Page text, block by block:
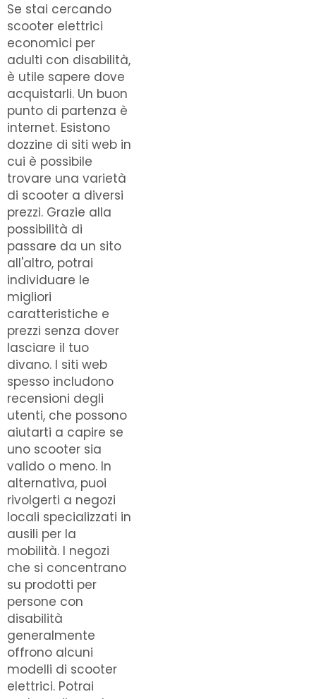
Se stai cercando
scooter elettrici
economici per
adulti con disabilità,
è utile sapere dove
acquistarli. Un buon
punto di partenza è
internet. Esistono
dozzine di siti web in
cui è possibile
trovare una varietà
di scooter a diversi
prezzi. Grazie alla
possibilità di
passare da un sito
all'altro, potrai
individuare le
migliori
caratteristiche e
prezzi senza dover
lasciare il tuo
divano. I siti web
spesso includono
recensioni degli
utenti, che possono
aiutarti a capire se
uno scooter sia
valido o meno. In
alternativa, puoi
rivolgerti a negozi
locali specializzati in
ausili per la
mobilità. I negozi
che si concentrano
su prodotti per
persone con
disabilità
generalmente
offrono alcuni
modelli di scooter
elettrici. Potrai